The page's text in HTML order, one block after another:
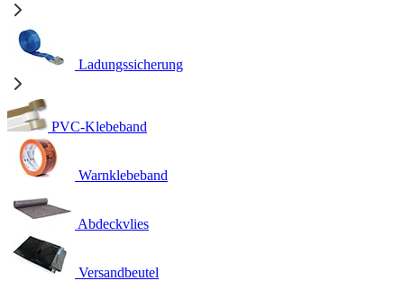
Ladungssicherung
PVC-Klebeband
Warnklebeband
Abdeckvlies
Versandbeutel